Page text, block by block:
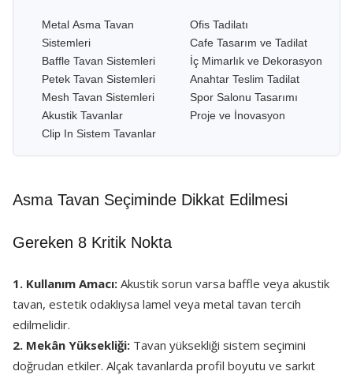
Metal Asma Tavan
Sistemleri
Baffle Tavan Sistemleri
Petek Tavan Sistemleri
Mesh Tavan Sistemleri
Akustik Tavanlar
Clip In Sistem Tavanlar
Ofis Tadilatı
Cafe Tasarım ve Tadilat
İç Mimarlık ve Dekorasyon
Anahtar Teslim Tadilat
Spor Salonu Tasarımı
Proje ve İnovasyon
Asma Tavan Seçiminde Dikkat Edilmesi
Gereken 8 Kritik Nokta
1. Kullanım Amacı: Akustik sorun varsa baffle veya akustik
tavan, estetik odaklıysa lamel veya metal tavan tercih
edilmelidir.
2. Mekân Yüksekliği: Tavan yüksekliği sistem seçimini
doğrudan etkiler. Alçak tavanlarda profil boyutu ve sarkıt